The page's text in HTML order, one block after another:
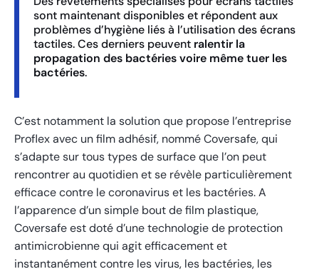
sont maintenant disponibles et répondent aux
problèmes d’hygiène liés à l’utilisation des écrans
tactiles. Ces derniers peuvent ralentir la
propagation des bactéries voire même tuer les
bactéries.
C’est notamment la solution que propose l’entreprise
Proflex avec un film adhésif, nommé Coversafe, qui
s’adapte sur tous types de surface que l’on peut
rencontrer au quotidien et se révèle particulièrement
efficace contre le coronavirus et les bactéries.A
l’apparence d’un simple bout de film plastique,
Coversafe est doté d’une technologie de protection
antimicrobienne qui agit efficacement et
instantanément contre les virus, les bactéries, les